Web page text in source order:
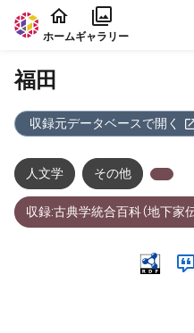
本文に飛ぶ
ホームギャラリー
福田
収録元データベースで開く
人文学 その他
収録:古典学統合百科（地下家